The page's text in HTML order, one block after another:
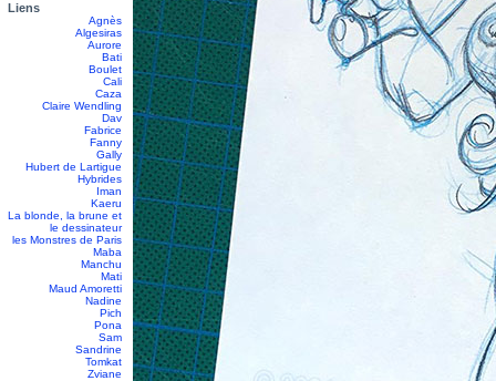
Liens
Agnès
Algesiras
Aurore
Bati
Boulet
Cali
Caza
Claire Wendling
Dav
Fabrice
Fanny
Gally
Hubert de Lartigue
Hybrides
Iman
Kaeru
La blonde, la brune et
le dessinateur
les Monstres de Paris
Maba
Manchu
Mati
Maud Amoretti
Nadine
Pich
Pona
Sam
Sandrine
Tomkat
Zviane